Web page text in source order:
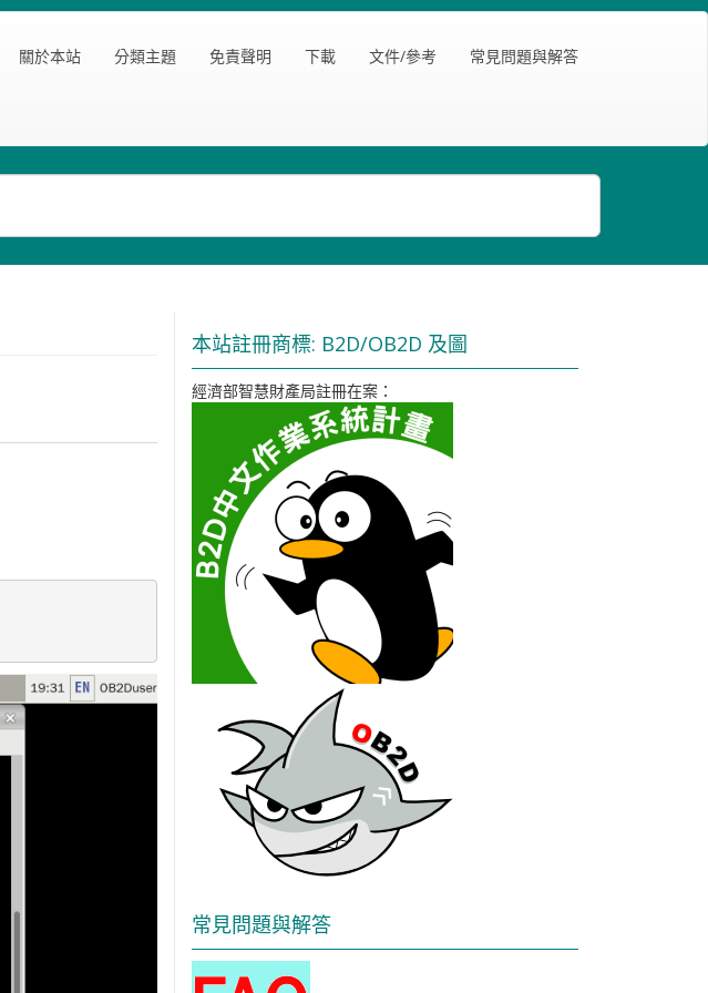
關於本站 分類主題 免責聲明 下載 文件/參考 常見問題與解答
本站註冊商標: B2D/OB2D 及圖
經濟部智慧財產局註冊在案：
常見問題與解答